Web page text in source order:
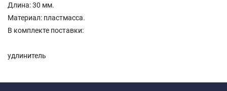
Длина: 30 мм.
Материал: пластмасса.
В комплекте поставки:
удлинитель